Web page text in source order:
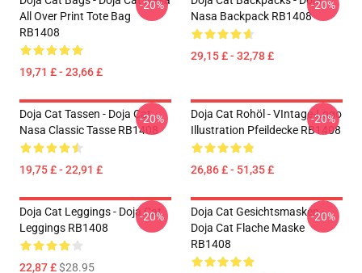
All Over Print Tote Bag
RB1408
19,71 £ - 23,66 £
-20%
Nasa Backpack RB1408
29,15 £ - 32,78 £
-20%
Doja Cat Tassen - Doja Cat
Nasa Classic Tasse RB1408
19,75 £ - 22,91 £
-20%
Doja Cat Rohöl - VIntage-Logo
Illustration Pfeildecke RB1408
26,86 £ - 51,35 £
-20%
Doja Cat Leggings - Doja Cat
Leggings RB1408
22,87 £$28.95
-20%
Doja Cat Gesichtsmasken -
Doja Cat Flache Maske
RB1408
-20%